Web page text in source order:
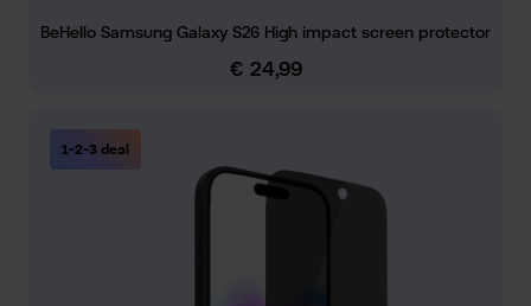
BeHello Samsung Galaxy S26 High impact screen protector
Normale prijs:
€ 24,99
1-2-3 deal